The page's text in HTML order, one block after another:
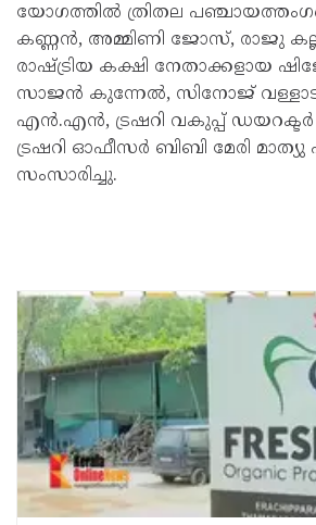
യോഗത്തിൽ ത്രിതല
കണ്ണൻ, അമ്മിണി ജോസ്, രാജു
രാഷ്ട്രിയ കക്ഷി നേതാക്കളായ
സാജൻ കുന്നേൽ, സിനോജ്
എൻ.എൻ, ട്രഷറി വകുപ്പ് ഡയറക്ടർ
ട്രഷറി ഓഫീസർ ബിബി മേരി മാത്യു
സംസാരിച്ചു.